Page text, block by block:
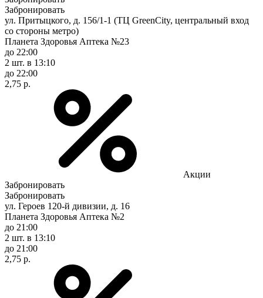
Забронировать
ул. Притыцкого, д. 156/1-1 (ТЦ GreenCity, центральный вход
со стороны метро)
Планета Здоровья Аптека №23
до 22:00
2 шт. в 13:10
до 22:00
2,75 р.
Акции
Забронировать
Забронировать
ул. Героев 120-й дивизии, д. 16
Планета Здоровья Аптека №2
до 21:00
2 шт. в 13:10
до 21:00
2,75 р.